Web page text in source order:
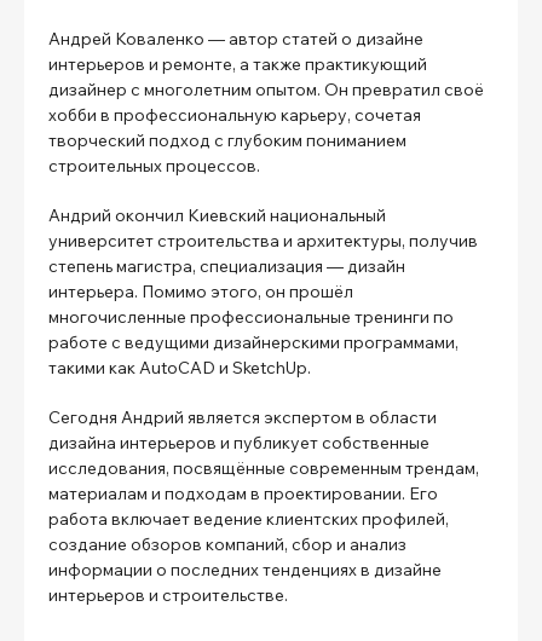
Андрей Коваленко — автор статей о дизайне
интерьеров и ремонте, а также практикующий
дизайнер с многолетним опытом. Он превратил своё
хобби в профессиональную карьеру, сочетая
творческий подход с глубоким пониманием
строительных процессов.
Андрий окончил Киевский национальный
университет строительства и архитектуры, получив
степень магистра, специализация — дизайн
интерьера. Помимо этого, он прошёл
многочисленные профессиональные тренинги по
работе с ведущими дизайнерскими программами,
такими как AutoCAD и SketchUp.
Сегодня Андрий является экспертом в области
дизайна интерьеров и публикует собственные
исследования, посвящённые современным трендам,
материалам и подходам в проектировании. Его
работа включает ведение клиентских профилей,
создание обзоров компаний, сбор и анализ
информации о последних тенденциях в дизайне
интерьеров и строительстве.